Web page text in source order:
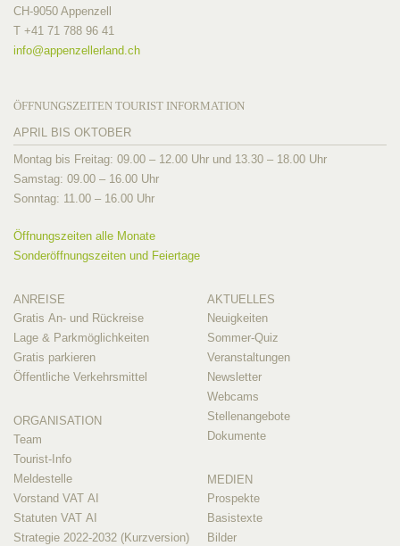
CH-9050 Appenzell
T +41 71 788 96 41
info@appenzellerland.ch
ÖFFNUNGSZEITEN TOURIST INFORMATION
APRIL BIS OKTOBER
Montag bis Freitag: 09.00 – 12.00 Uhr und 13.30 – 18.00 Uhr
Samstag: 09.00 – 16.00 Uhr
Sonntag: 11.00 – 16.00 Uhr
Öffnungszeiten alle Monate
Sonderöffnungszeiten und Feiertage
ANREISE
Gratis An- und Rückreise
Lage & Parkmöglichkeiten
Gratis parkieren
Öffentliche Verkehrsmittel
ORGANISATION
Team
Tourist-Info
Meldestelle
Vorstand VAT AI
Statuten VAT AI
Strategie 2022-2032 (Kurzversion)
AKTUELLES
Neuigkeiten
Sommer-Quiz
Veranstaltungen
Newsletter
Webcams
Stellenangebote
Dokumente
MEDIEN
Prospekte
Basistexte
Bilder